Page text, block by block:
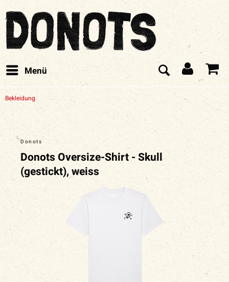
Menü
Bekleidung
Donots
Donots Oversize-Shirt - Skull
(gestickt), weiss